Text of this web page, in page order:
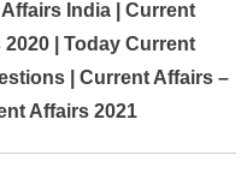
India | Current
| Today Current
| Current Affairs –
Affairs 2021